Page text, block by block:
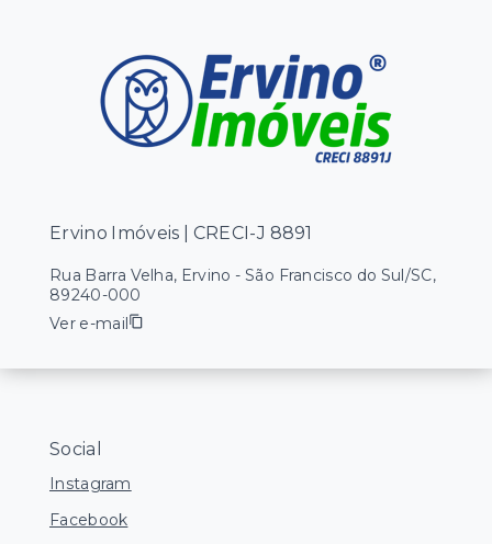
Social
Instagram
Facebook
Ervino Imóveis | CRECI-J 8891
Rua Barra Velha, Ervino - São Francisco do Sul/SC,
89240-000
Ver e-mail